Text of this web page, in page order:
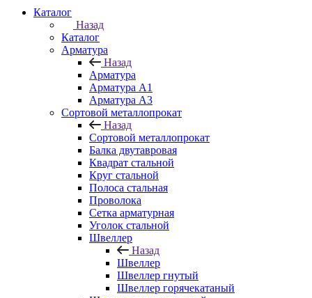
Каталог
Назад
Каталог
Арматура
Назад
Арматура
Арматура A1
Арматура А3
Сортовой металлопрокат
Назад
Сортовой металлопрокат
Балка двутавровая
Квадрат стальной
Круг стальной
Полоса стальная
Проволока
Сетка арматурная
Уголок стальной
Швеллер
Назад
Швеллер
Швеллер гнутый
Швеллер горячекатаный